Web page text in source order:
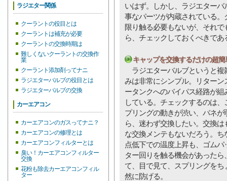
ラジエター関係
クーラントの役目とは
クーラントは補充が必要
クーラントの交換時期は
難しくないクーラントの交換作
業
クーラント添加剤ってナニ
ラジエターバルブの役目とは
ラジエターバルブの交換
カーエアコン
カーエアコンのガスってナニ？
カーエアコンの修理とは
カーエアコンフィルターとは
臭い！カーエアコンフィルター
交換
花粉も除去カーエアコンフィル
ター
いはず。しかし、ラジエターバ
事なパーツが内蔵されている
限り触る必要もないが、それ
ら、チェックしておくべきであ
キャップを交換するだけの超簡
ラジエターバルブというと複
みは非常にシンプル。リター
ータンクへのバイパス経路が
している。チェックするのは
プリングの動きが渋い、バネ
ら、迷わず交換したい。交換
な交換メンテもないだろう。
点低下での温度上昇も、ゴム
ター回りを触る機会があった
て、目で見て、スプリングを
然に防げる。